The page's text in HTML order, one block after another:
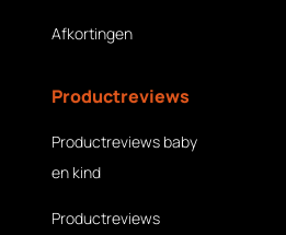
Afkortingen
Productreviews
Productreviews baby
en kind
Productreviews